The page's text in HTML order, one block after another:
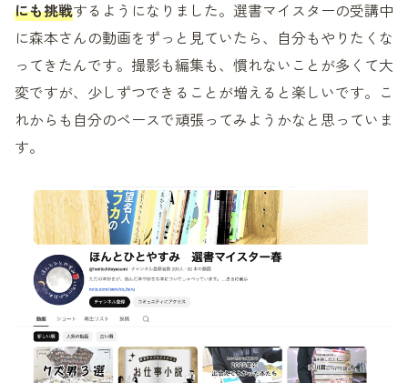
にも挑戦するようになりました。選書マイスターの受講中
に森本さんの動画をずっと見ていたら、自分もやりたくな
ってきたんです。撮影も編集も、慣れないことが多くて大
変ですが、少しずつできることが増えると楽しいです。こ
れからも自分のペースで頑張ってみようかなと思っていま
す。